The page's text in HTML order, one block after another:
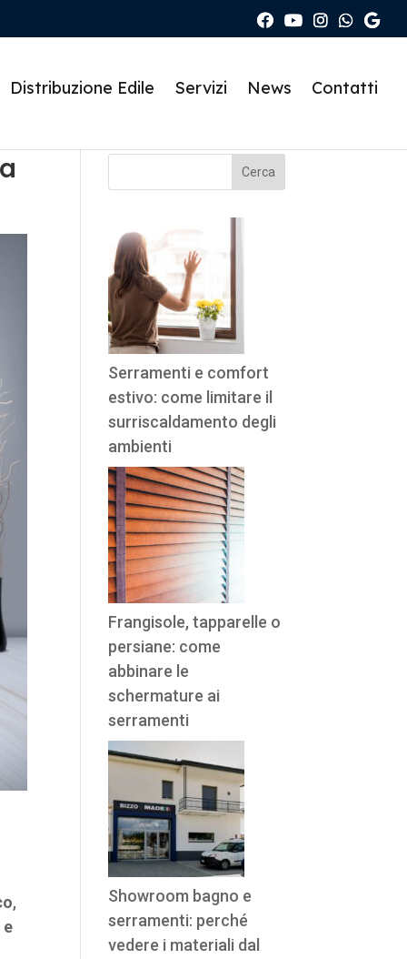
Distribuzione Edile Servizi News Contatti
,
e
Cerca
Serramenti e comfort
estivo: come limitare il
surriscaldamento degli
ambienti
Frangisole, tapparelle o
persiane: come
abbinare le
schermature ai
serramenti
Showroom bagno e
serramenti: perché
vedere i materiali dal